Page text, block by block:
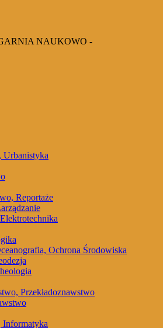
NAUKOWO -
Urbanistyka
Reportaże
Ochrona Środowiska
Przekładoznawstwo
Informatyka